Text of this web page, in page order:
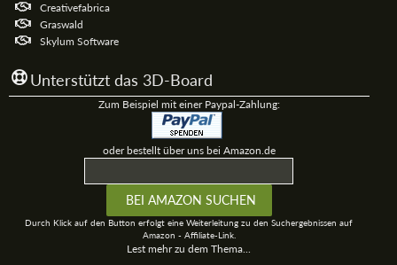
Creativefabrica
Graswald
Skylum Software
Unterstützt das 3D-Board
Zum Beispiel mit einer Paypal-Zahlung:
oder bestellt über uns bei Amazon.de
Durch Klick auf den Button erfolgt eine Weiterleitung zu den Suchergebnissen auf
Amazon - Affiliate-Link.
Lest mehr zu dem Thema...